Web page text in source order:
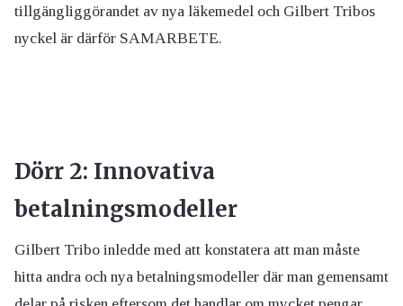
tillgängliggörandet av nya läkemedel och Gilbert Tribos
nyckel är därför SAMARBETE.
Dörr 2: Innovativa
betalningsmodeller
Gilbert Tribo inledde med att konstatera att man måste
hitta andra och nya betalningsmodeller där man gemensamt